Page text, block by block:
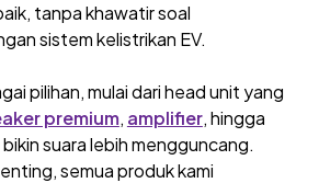
tanpa khawatir soal
sistem kelistrikan EV.
pilihan, mulai dari head unit yang
premium, amplifier, hingga
suara lebih mengguncang.
semua produk kami